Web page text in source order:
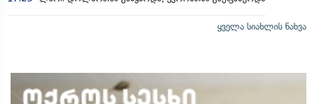
ყველა სიახლის ნახვა